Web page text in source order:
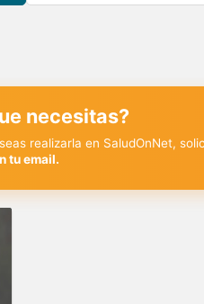
necesitas?
realizarla en SaludOnNet,
tu email.